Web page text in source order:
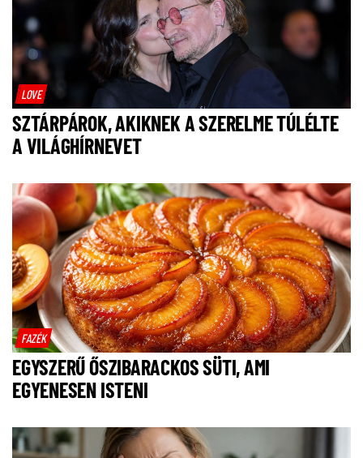
LOVE
SZTÁRPÁROK, AKIKNEK A SZERELME TÚLÉLTE
A VILÁGHÍRNEVET
FAZÉK
EGYSZERŰ ŐSZIBARACKOS SÜTI, AMI
EGYENESEN ISTENI